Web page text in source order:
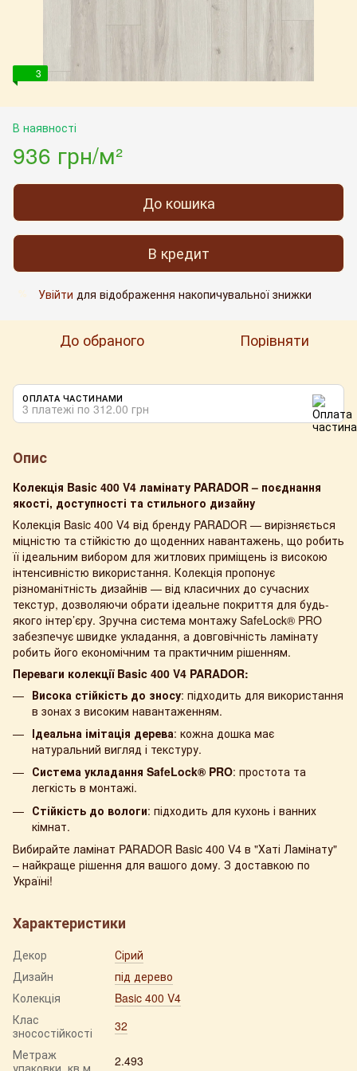
3
В наявності
936 грн/м²
До кошика
В кредит
% Увійти для відображення накопичувальної знижки
До обраного Порівняти
ОПЛАТА ЧАСТИНАМИ
3 платежі по 312.00 грн
Опис
Колекція Basic 400 V4 ламінату PARADOR – поєднання
якості, доступності та стильного дизайну
Колекція Basic 400 V4 від бренду PARADOR — вирізняється
міцністю та стійкістю до щоденних навантажень, що робить
її ідеальним вибором для житлових приміщень із високою
інтенсивністю використання. Колекція пропонує
різноманітність дизайнів — від класичних до сучасних
текстур, дозволяючи обрати ідеальне покриття для будь-
якого інтер’єру. Зручна система монтажу SafeLock® PRO
забезпечує швидке укладання, а довговічність ламінату
робить його економічним та практичним рішенням.
Переваги колекції Basic 400 V4 PARADOR:
Висока стійкість до зносу: підходить для використання
в зонах з високим навантаженням.
Ідеальна імітація дерева: кожна дошка має
натуральний вигляд і текстуру.
Система укладання SafeLock® PRO: простота та
легкість в монтажі.
Стійкість до вологи: підходить для кухонь і ванних
кімнат.
Вибирайте ламінат PARADOR Basic 400 V4 в "Хаті Ламінату"
– найкраще рішення для вашого дому. З доставкою по
Україні!
Характеристики
Декор
Сірий
Дизайн
під дерево
Колекція
Basic 400 V4
Клас
зносостійкості
32
Метраж
2.493